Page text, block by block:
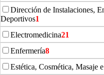
Dirección de Instalaciones,
Deportivos1
Electromedicina21
Enfermería8
Estética, Cosmética, Masaje